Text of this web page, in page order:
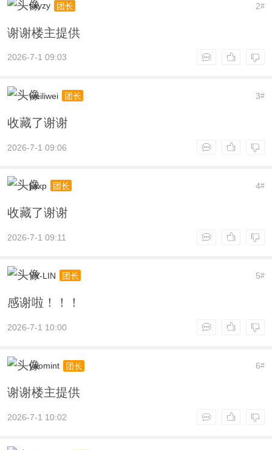
2#
sxyzy 团长
谢谢楼主提供
2026-7-1 09:03
3#
weiliwei 团长
收藏了谢谢
2026-7-1 09:06
4#
jiaxp 团长
收藏了谢谢
2026-7-1 09:11
5#
YY-LIN 团长
感谢啦！！！
2026-7-1 10:00
6#
yaomint 团长
谢谢楼主提供
2026-7-1 10:02